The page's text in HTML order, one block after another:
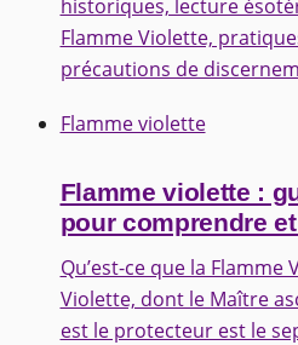
historiques, lecture
Flamme Violette,
précautions de
Flamme violette
Flamme violette :
pour comprendre
Qu’est-ce que la Flamme
Violette, dont le Maître
est le protecteur est le